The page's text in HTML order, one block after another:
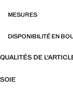
MESURES
DISPONIBILITÉ EN
QUALITÉS DE
SOIE